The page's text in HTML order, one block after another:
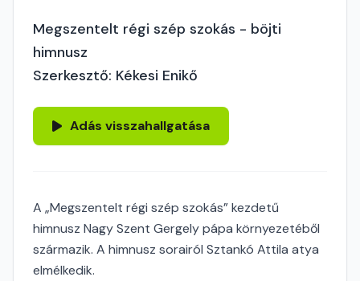
Megszentelt régi szép szokás - böjti
himnusz
Szerkesztő: Kékesi Enikő
Adás visszahallgatása
A „Megszentelt régi szép szokás” kezdetű
himnusz Nagy Szent Gergely pápa környezetéből
származik. A himnusz sorairól Sztankó Attila atya
elmélkedik.